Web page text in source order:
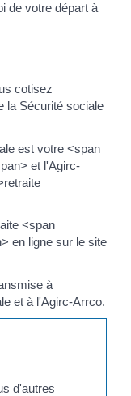
de votre départ à
cotisez
la Sécurité sociale
est votre <span
et l'Agirc-
<span
en ligne sur le site
à
et à l'Agirc-Arrco.
d'autres